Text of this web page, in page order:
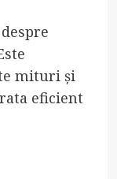
mituri și
eficient